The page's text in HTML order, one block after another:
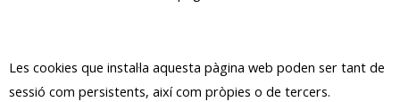
Les cookies que instal·la aquesta pàgina web poden ser tant de
sessió com persistents, així com pròpies o de tercers.